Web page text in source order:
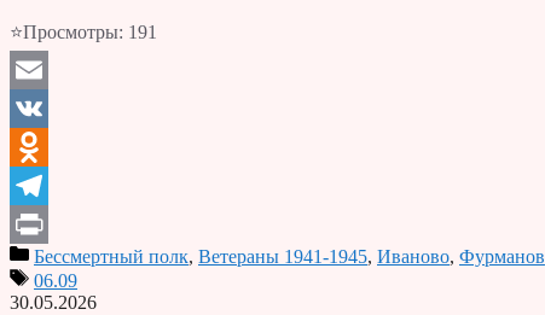
⭐Просмотры: 191
Email
VK
Odnoklassniki
Telegram
PrintБессмертный полк, Ветераны 1941-1945, Иваново, Фурманов
06.09
30.05.2026